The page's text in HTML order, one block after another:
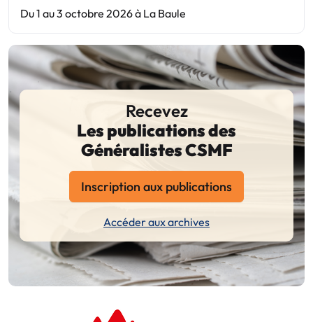
Du 1 au 3 octobre 2026 à La Baule
Recevez
Les publications des
Généralistes CSMF
Inscription aux publications
Accéder aux archives